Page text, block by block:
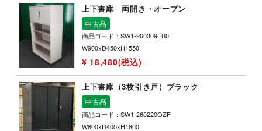
上下書庫 両開き・オープン
中古品
商品コード：SW1-260309FB0
W900xD450xH1550
¥ 18,480(税込)
上下書庫（3枚引き戸）ブラック
中古品
商品コード：SW1-260220OZF
W800xD400xH1800